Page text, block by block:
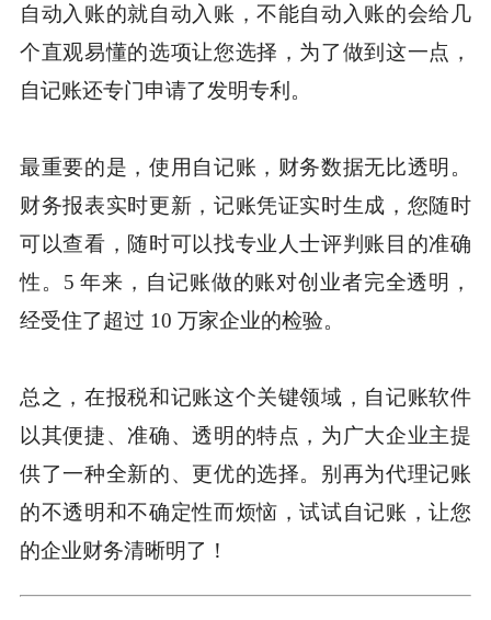
自动入账的就自动入账，不能自动入账的会给几
个直观易懂的选项让您选择，为了做到这一点，
自记账还专门申请了发明专利。
最重要的是，使用自记账，财务数据无比透明。
财务报表实时更新，记账凭证实时生成，您随时
可以查看，随时可以找专业人士评判账目的准确
性。5 年来，自记账做的账对创业者完全透明，
经受住了超过 10 万家企业的检验。
总之，在报税和记账这个关键领域，自记账软件
以其便捷、准确、透明的特点，为广大企业主提
供了一种全新的、更优的选择。别再为代理记账
的不透明和不确定性而烦恼，试试自记账，让您
的企业财务清晰明了！